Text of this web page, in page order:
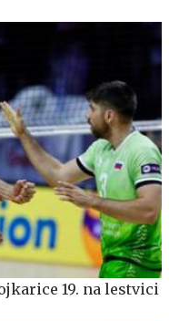
19. na lestvici